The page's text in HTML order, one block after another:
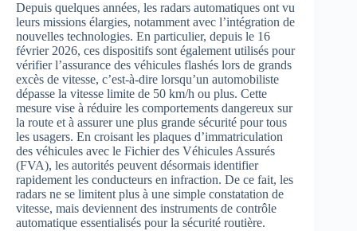
Depuis quelques années, les radars automatiques ont vu
leurs missions élargies, notamment avec l’intégration de
nouvelles technologies. En particulier, depuis le 16
février 2026, ces dispositifs sont également utilisés pour
vérifier l’assurance des véhicules flashés lors de grands
excès de vitesse, c’est-à-dire lorsqu’un automobiliste
dépasse la vitesse limite de 50 km/h ou plus. Cette
mesure vise à réduire les comportements dangereux sur
la route et à assurer une plus grande sécurité pour tous
les usagers. En croisant les plaques d’immatriculation
des véhicules avec le Fichier des Véhicules Assurés
(FVA), les autorités peuvent désormais identifier
rapidement les conducteurs en infraction. De ce fait, les
radars ne se limitent plus à une simple constatation de
vitesse, mais deviennent des instruments de contrôle
automatique essentialisés pour la sécurité routière.